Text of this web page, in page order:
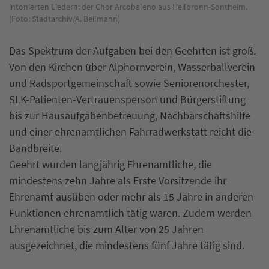
intonierten Liedern: der Chor Arcobaleno aus Heilbronn-Sontheim.
(Foto: Stadtarchiv/A. Beilmann)
Das Spektrum der Aufgaben bei den Geehrten ist groß.
Von den Kirchen über Alphornverein, Wasserballverein
und Radsportgemeinschaft sowie Seniorenorchester,
SLK-Patienten-Vertrauensperson und Bürgerstiftung
bis zur Hausaufgabenbetreuung, Nachbarschaftshilfe
und einer ehrenamtlichen Fahrradwerkstatt reicht die
Bandbreite.
Geehrt wurden langjährig Ehrenamtliche, die
mindestens zehn Jahre als Erste Vorsitzende ihr
Ehrenamt ausüben oder mehr als 15 Jahre in anderen
Funktionen ehrenamtlich tätig waren. Zudem werden
Ehrenamtliche bis zum Alter von 25 Jahren
ausgezeichnet, die mindestens fünf Jahre tätig sind.